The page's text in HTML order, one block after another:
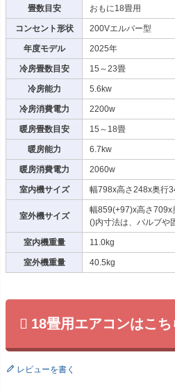
畳数目安 おもに18畳用
コンセント形状 200Vエルバー型
年度モデル 2025年
冷房畳数目安 15～23畳
冷房能力 5.6kw
冷房消費電力 2200w
暖房畳数目安 15～18畳
暖房能力 6.7kw
暖房消費電力 2060w
室内機サイズ 幅798x高さ248x奥行
室外機サイズ
幅859(+97)x高さ709x
()内寸法は、バルブや
室内機重量 11.0kg
室外機重量 40.5kg
18畳用エアコンはこち
レビューを書く